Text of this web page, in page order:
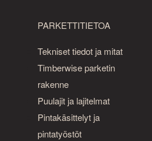
PARKETTITIETOA
Tekniset tiedot ja mitat
Timberwise parketin
rakenne
Puulajit ja lajitelmat
Pintakäsittelyt ja
pintatyöstöt